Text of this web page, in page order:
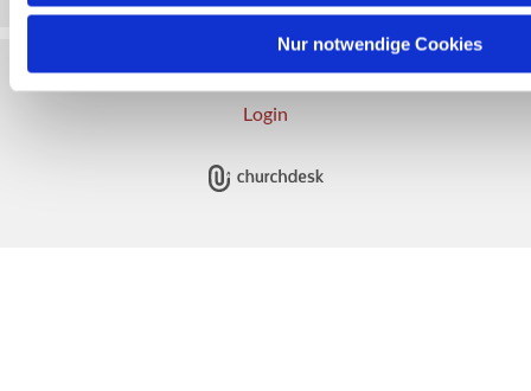
Nur notwendige Cookies
Impressum Datenschutzerklärung
ChurchDesk-
Login